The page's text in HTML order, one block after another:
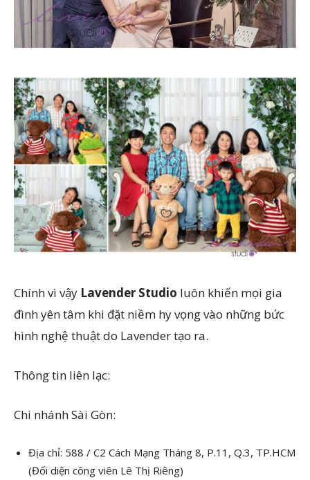
Chính vì vậy Lavender Studio luôn khiến mọi gia
đình yên tâm khi đặt niềm hy vọng vào những bức
hình nghệ thuật do Lavender tạo ra.
Thông tin liên lạc:
Chi nhánh Sài Gòn:
Địa chỉ: 588 / C2 Cách Mạng Tháng 8, P.11, Q.3, TP.HCM
(Đối diện công viên Lê Thị Riêng)